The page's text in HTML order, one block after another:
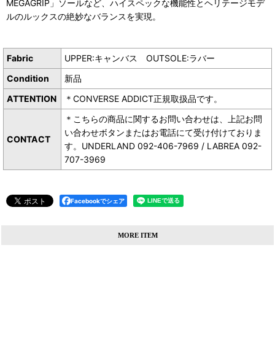
MEGAGRIP」ソールなど、ハイスペックな機能性とヘリテージモデ
ルのルックスの絶妙なバランスを実現。
Fabric
UPPER:キャンバス OUTSOLE:ラバー
Condition
新品
ATTENTION
＊CONVERSE ADDICT正規取扱品です。
CONTACT
＊こちらの商品に関するお問い合わせは、上記お問
い合わせボタンまたはお電話にて受け付けておりま
す。UNDERLAND 092-406-7969 / LABREA 092-
707-3969
Facebookでシェア
MORE ITEM